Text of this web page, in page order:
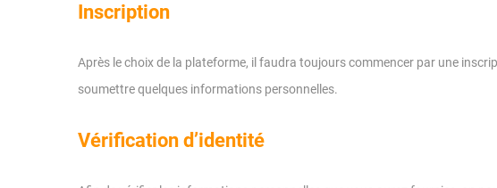
Inscription
Après le choix de la plateforme, il faudra toujours commencer par une
soumettre quelques informations personnelles.
Vérification d’identité